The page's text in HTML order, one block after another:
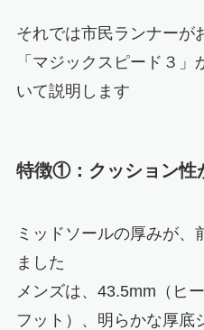
それでは市民ランナーが
「マジックスピード３
いて説明します
特徴①：クッション性
ミッドソールの厚みが、
ました
メンズは、43.5mm（ヒ
フット）、明らかな厚底